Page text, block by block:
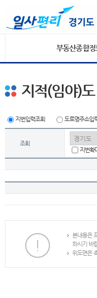
부동산종합정
지적(임야)
지번입력조회 도로명주소입
조회
지번확
본내용은
하시기 바
위도면은